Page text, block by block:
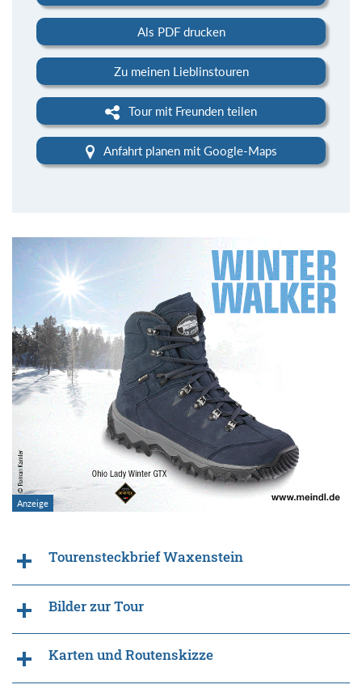
Als PDF drucken
Zu meinen Lieblinstouren
Tour mit Freunden teilen
Anfahrt planen mit Google-Maps
Tourensteckbrief Waxenstein
Bilder zur Tour
Karten und Routenskizze